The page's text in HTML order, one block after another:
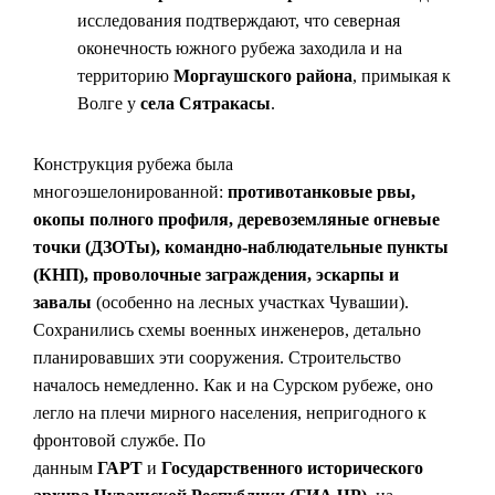
исследования подтверждают, что северная
оконечность южного рубежа заходила и на
территорию Моргаушского района, примыкая к
Волге у села Сятракасы.
Конструкция рубежа была
многоэшелонированной: противотанковые рвы,
окопы полного профиля, деревоземляные огневые
точки (ДЗОТы), командно-наблюдательные пункты
(КНП), проволочные заграждения, эскарпы и
завалы (особенно на лесных участках Чувашии).
Сохранились схемы военных инженеров, детально
планировавших эти сооружения. Строительство
началось немедленно. Как и на Сурском рубеже, оно
легло на плечи мирного населения, непригодного к
фронтовой службе. По
данным ГАРТ и Государственного исторического